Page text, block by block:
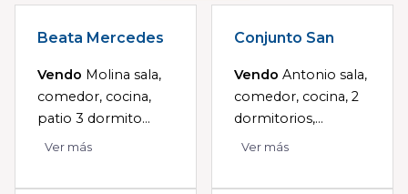
Beata Mercedes
Vendo Molina sala,
comedor, cocina,
patio 3 dormito...
Ver más
Conjunto San
Vendo Antonio sala,
comedor, cocina, 2
dormitorios,...
Ver más